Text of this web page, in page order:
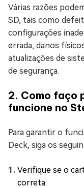
Várias razões
SD, tais como
configurações
errada, danos
atualizações de
de segurança.
2. Como faço
funcione no
Para garantir o
Deck, siga os
Verifique se o
correta.